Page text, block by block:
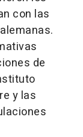
con las
de
y las